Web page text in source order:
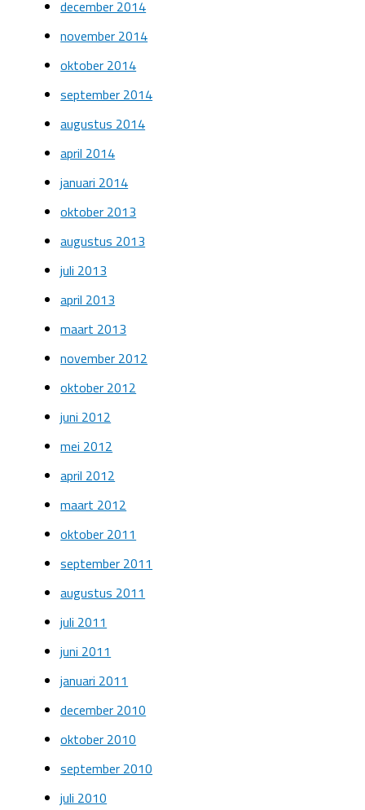
december 2014
november 2014
oktober 2014
september 2014
augustus 2014
april 2014
januari 2014
oktober 2013
augustus 2013
juli 2013
april 2013
maart 2013
november 2012
oktober 2012
juni 2012
mei 2012
april 2012
maart 2012
oktober 2011
september 2011
augustus 2011
juli 2011
juni 2011
januari 2011
december 2010
oktober 2010
september 2010
juli 2010